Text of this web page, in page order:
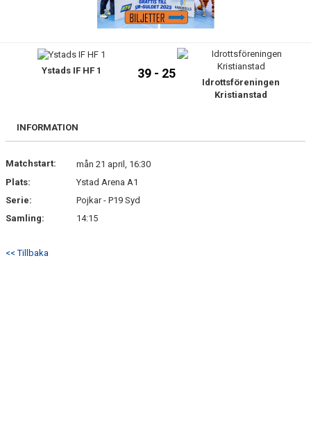
GÄSTBOK
DOKUMENT
KONTAKT
Ystads IF HF 1 39 - 25
Idrottsföreningen
Kristianstad
INFORMATION
Matchstart:
mån 21 april, 16:30
Plats:
Ystad Arena A1
Serie:
Pojkar - P19 Syd
Samling:
14:15
<< Tillbaka